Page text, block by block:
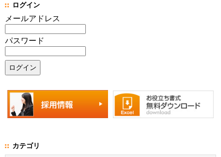
ログイン
メールアドレス
パスワード
カテゴリ